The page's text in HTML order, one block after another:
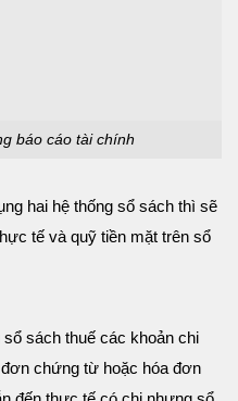
báo cáo tài chính
hai hệ thống sổ sách thì sẽ
tế và quỹ tiền mặt trên sổ
sách thuế các khoản chi
chứng từ hoặc hóa đơn